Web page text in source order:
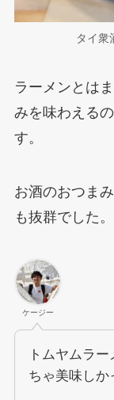
タイ衆
ラーメンとは
みを味わえる
す。
お酒のおつま
も抜群でした。
ケージー
トムヤムラ
ちゃ美味しか